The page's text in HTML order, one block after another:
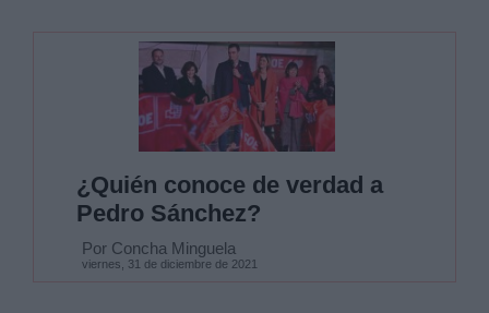
¿Quién conoce de verdad a
Pedro Sánchez?
Por Concha Minguela
viernes, 31 de diciembre de 2021